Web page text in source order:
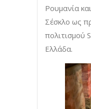
Ρουμανία
Σέσκλο ως
πολιτισμού
Ελλάδα.